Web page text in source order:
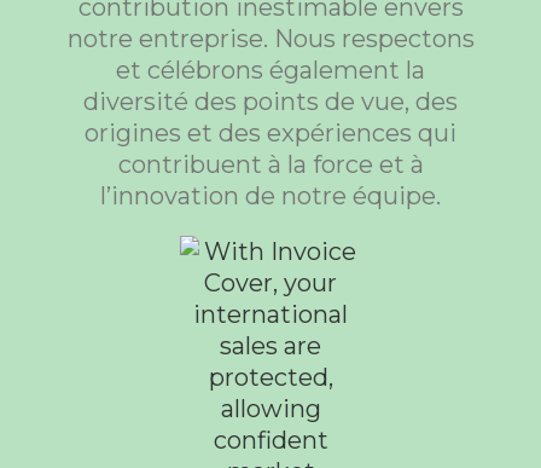
contribution inestimable envers
notre entreprise. Nous respectons
et célébrons également la
diversité des points de vue, des
origines et des expériences qui
contribuent à la force et à
l’innovation de notre équipe.